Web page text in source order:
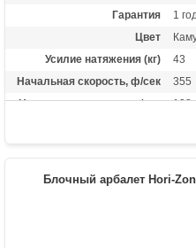
Гарантия
1 год
Цвет
Усилие натяжения (кг)
43
Начальная скорость, ф/сек
355
Начальная скорость, м/сек
108
14
Размах плечей (см)
48.3
Блочный арбалет Hori-